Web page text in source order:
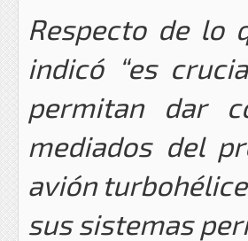
Respecto de lo
indicó “es
permitan dar
mediados del
avión
sus sistemas